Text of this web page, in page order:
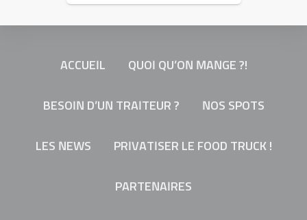
ACCUEIL QUOI QU’ON MANGE ?!
BESOIN D’UN TRAITEUR ? NOS SPOTS
LES NEWS PRIVATISER LE FOOD TRUCK !
PARTENAIRES